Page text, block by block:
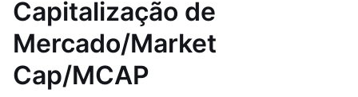
Capitalização de
Mercado/Market
Cap/MCAP